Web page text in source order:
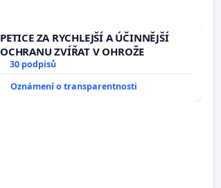
PETICE ZA RYCHLEJŠÍ A ÚČINNĚJŠÍ
OCHRANU ZVÍŘAT V OHROŽE
30 podpisů
Oznámení o transparentnosti